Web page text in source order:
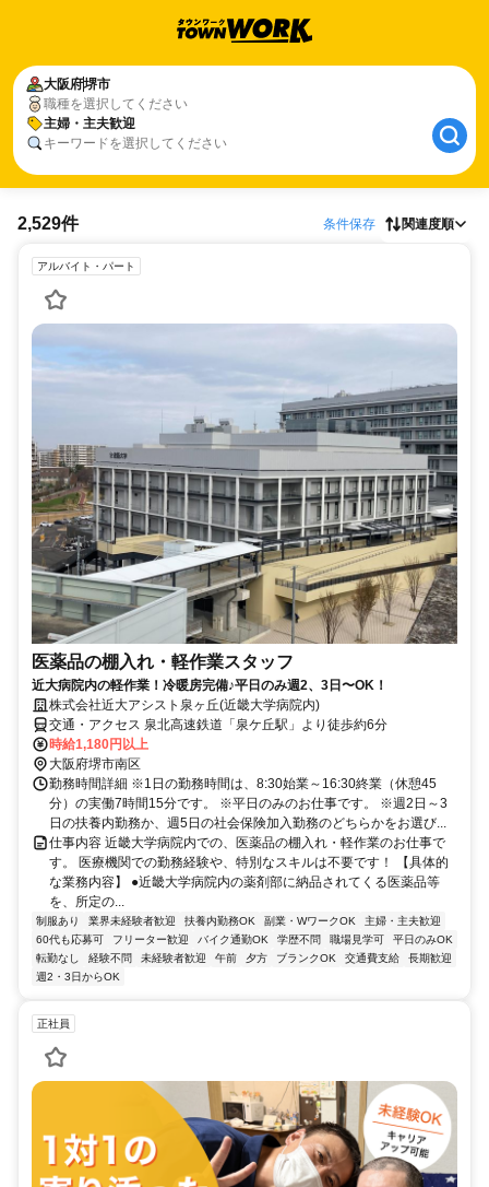
大阪府堺市
職種を選択してください
主婦・主夫歓迎
キーワードを選択してください
2,529件 条件保存 関連度順
アルバイト・パート
医薬品の棚入れ・軽作業スタッフ
近大病院内の軽作業！冷暖房完備♪平日のみ週2、3日〜OK！
株式会社近大アシスト泉ヶ丘(近畿大学病院内)
交通・アクセス 泉北高速鉄道「泉ケ丘駅」より徒歩約6分
時給1,180円以上
大阪府堺市南区
勤務時間詳細 ※1日の勤務時間は、8:30始業～16:30終業（休憩45
分）の実働7時間15分です。 ※平日のみのお仕事です。 ※週2日～3
日の扶養内勤務か、週5日の社会保険加入勤務のどちらかをお選び...
仕事内容 近畿大学病院内での、医薬品の棚入れ・軽作業のお仕事で
す。 医療機関での勤務経験や、特別なスキルは不要です！ 【具体的
な業務内容】 ●近畿大学病院内の薬剤部に納品されてくる医薬品等
を、所定の...
制服あり 業界未経験者歓迎 扶養内勤務OK 副業・WワークOK
主婦・主夫歓迎
60代も応募可
フリーター歓迎 バイク通勤OK 学歴不問 職場見学可
平日のみOK
転勤なし
経験不問 未経験者歓迎 午前 夕方 ブランクOK 交通費支給
長期歓迎
週2・3日からOK
正社員